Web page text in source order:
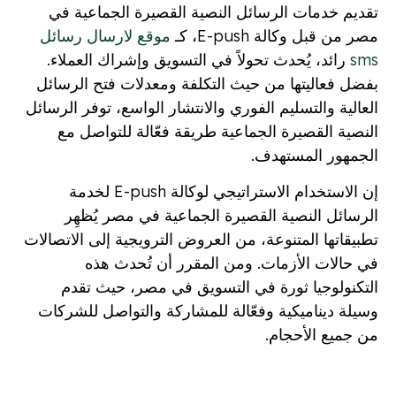
تقديم خدمات الرسائل النصية القصيرة الجماعية في
مصر من قبل وكالة E-push، كـ
موقع لارسال رسائل
sms رائد، يُحدث تحولاً في التسويق وإشراك العملاء.
بفضل فعاليتها من حيث التكلفة ومعدلات فتح الرسائل
العالية والتسليم الفوري والانتشار الواسع، توفر الرسائل
النصية القصيرة الجماعية طريقة فعّالة للتواصل مع
الجمهور المستهدف.
إن الاستخدام الاستراتيجي لوكالة E-push لخدمة
الرسائل النصية القصيرة الجماعية في مصر يُظهِر
تطبيقاتها المتنوعة، من العروض الترويجية إلى الاتصالات
في حالات الأزمات. ومن المقرر أن تُحدث هذه
التكنولوجيا ثورة في التسويق في مصر، حيث تقدم
وسيلة ديناميكية وفعّالة للمشاركة والتواصل للشركات
من جميع الأحجام.